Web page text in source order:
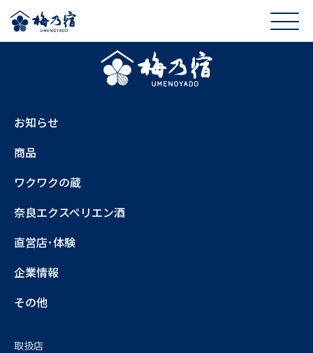
お知らせ
商品
ワクワクの蔵
奈良エクスペリエン酒
直営店･体験
企業情報
その他
取扱店